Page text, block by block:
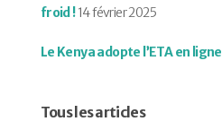
froid !14 février 2025
Le Kenya adopte l’ETA en ligne
Tous les articles